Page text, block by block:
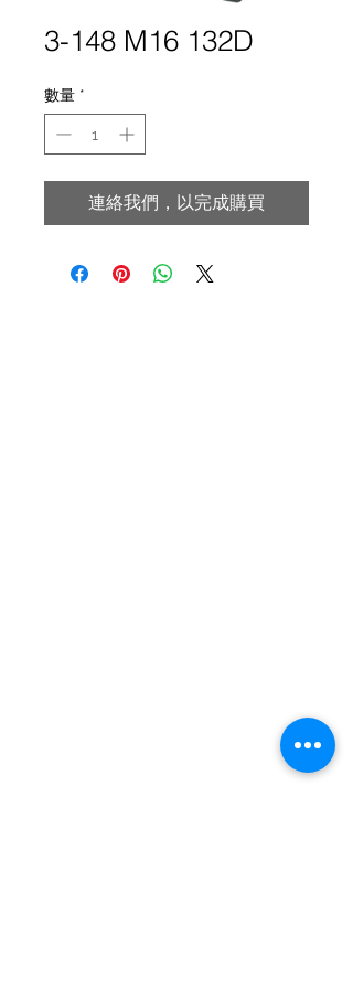
3-148 M16 132D
數量 *
連絡我們，以完成購買